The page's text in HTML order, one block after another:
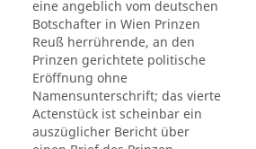
eine angeblich vom deutschen
Botschafter in Wien Prinzen
Reuß herrührende, an den
Prinzen gerichtete politische
Eröffnung ohne
Namensunterschrift; das vierte
Actenstück ist scheinbar ein
auszüglicher Bericht über